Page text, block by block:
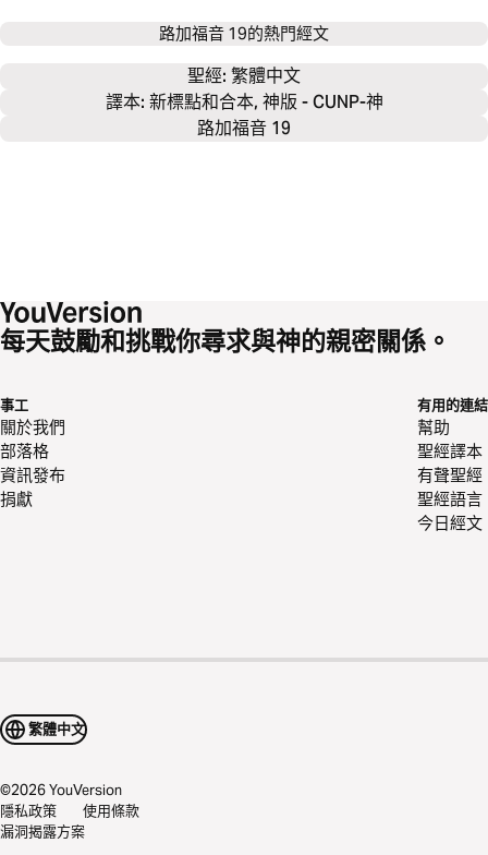
路加福音 19的熱門經文
聖經: 繁體中文
譯本: 新標點和合本, 神版 - CUNP-神
路加福音 19
每天鼓勵和挑戰你尋求與神的親密關係。
事工
關於我們
部落格
資訊發布
捐獻
有用的連結
幫助
聖經譯本
有聲聖經
聖經語言
今日經文
繁體中文
©2026YouVersion
隱私政策
使用條款
漏洞揭露方案